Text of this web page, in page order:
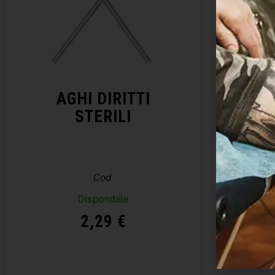
AGHI DIRITTI
STERILI
Cod.
Disponibile
2,29 €
KIT
–